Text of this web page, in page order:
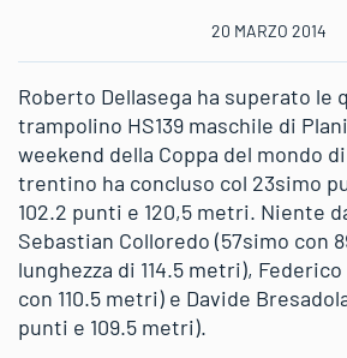
20 MARZO 2014
Roberto Dellasega ha superato le
trampolino HS139 maschile di
weekend della Coppa del mondo
trentino ha concluso col 23simo
102.2 punti e 120,5 metri. Niente
Sebastian Colloredo (57simo con
lunghezza di 114.5 metri),
con 110.5 metri) e Davide
punti e 109.5 metri).